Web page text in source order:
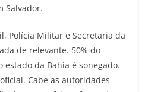
Salvador.
Polícia Militar e Secretaria da
de relevante. 50% do
da Bahia é sonegado.
Cabe as autoridades